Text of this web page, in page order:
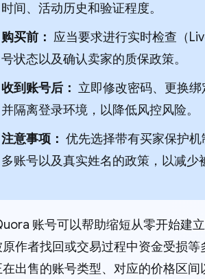
时间、活动历史和验证程度。
购买前： 应当要求进行实时检查（
号状态以及确认卖家的质保政策。
收到账号后： 立即修改密码、更换
并隔离登录环境，以降低风控风险。
注意事项： 优先选择带有买家保护机
多账号以及真实姓名的政策，以减少
账号可以帮助缩短从零开始建
作者找回或交易过程中资金受损
出售的账号类型、对应的价格区